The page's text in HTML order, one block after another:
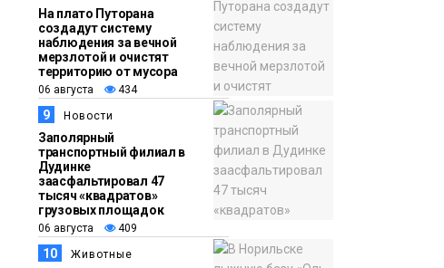
На плато Путорана
создадут систему
наблюдения за вечной
мерзлотой и очистят
территорию от мусора
06 августа 434
9 Новости
Заполярный
транспортный филиал в
Дудинке
заасфальтировал 47
тысяч «квадратов»
грузовых площадок
06 августа 409
10 Животные